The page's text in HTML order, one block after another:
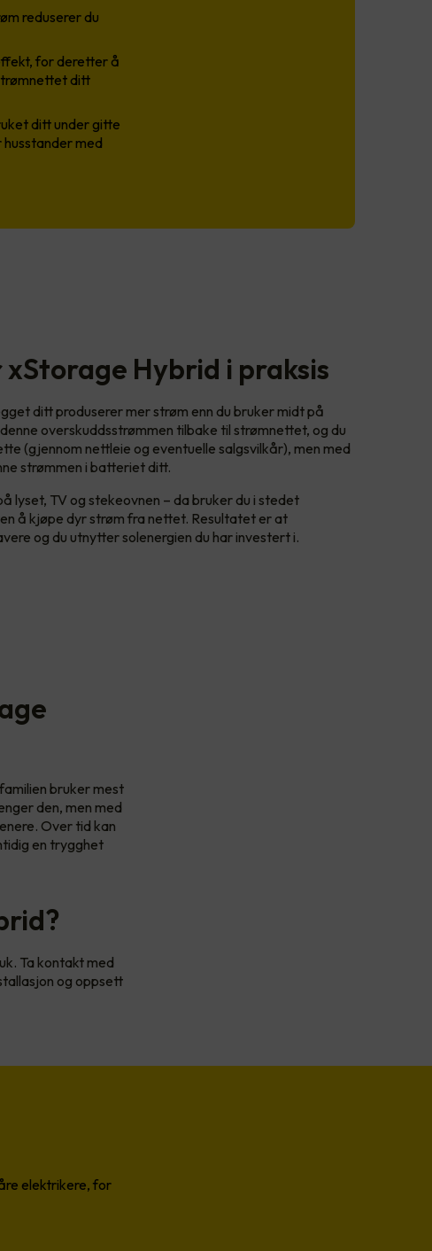
reduserer du
for deretter å
ditt
ditt under gitte
med
Hybrid i praksis
ditt produserer mer strøm enn du bruker midt på
overskuddsstrømmen tilbake til strømnettet, og du
(gjennom nettleie og eventuelle salgsvilkår), men med
strømmen i batteriet ditt.
lyset, TV og stekeovnen – da bruker du i stedet
å kjøpe dyr strøm fra nettet. Resultatet er at
og du utnytter solenergien du har investert i.
bruker mest
den, men med
Over tid kan
en trygghet
Ta kontakt med
og oppsett
elektrikere, for